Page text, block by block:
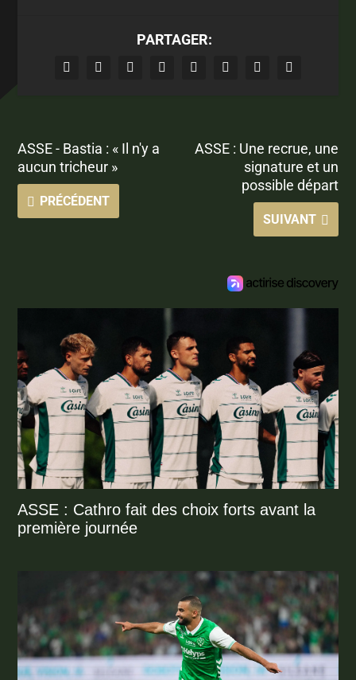
PARTAGER:
ASSE - Bastia : « Il n'y a
aucun tricheur »
PRÉCÉDENT
ASSE : Une recrue, une
signature et un
possible départ
SUIVANT
ASSE : Cathro fait des choix forts avant la
première journée